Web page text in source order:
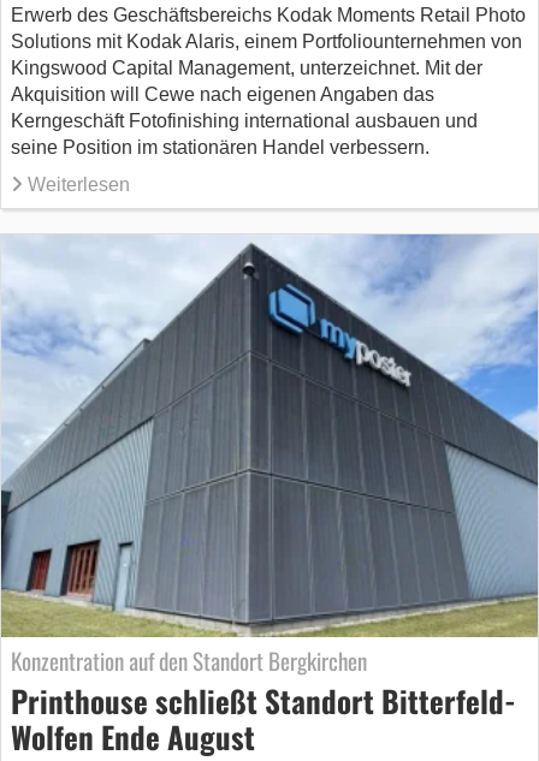
Erwerb des Geschäftsbereichs Kodak Moments Retail Photo
Solutions mit Kodak Alaris, einem Portfoliounternehmen von
Kingswood Capital Management, unterzeichnet. Mit der
Akquisition will Cewe nach eigenen Angaben das
Kerngeschäft Fotofinishing international ausbauen und
seine Position im stationären Handel verbessern.
Weiterlesen
Konzentration auf den Standort Bergkirchen
Printhouse schließt Standort Bitterfeld-
Wolfen Ende August